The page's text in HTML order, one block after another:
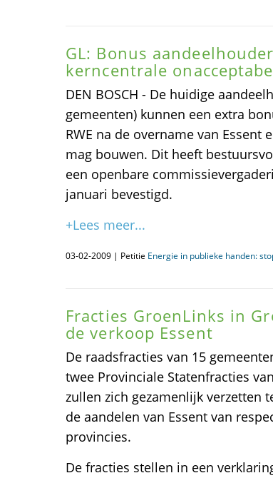
GL: Bonus
kerncentrale
DEN BOSCH - De huidige
gemeenten) kunnen een extra
RWE na de overname van
mag bouwen. Dit heeft
een openbare
januari bevestigd.
+Lees meer...
03-02-2009 | Petitie Energie in publieke handen:
Fracties GroenLinks in
de verkoop Essent
De raadsfracties van 15
twee Provinciale Statenfracties
zullen zich gezamenlijk verzetten
de aandelen van Essent van
provincies.
De fracties stellen in een